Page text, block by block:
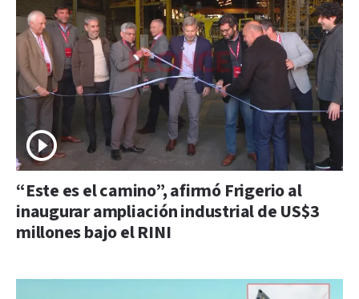
“Este es el camino”, afirmó Frigerio al
inaugurar ampliación industrial de US$3
millones bajo el RINI